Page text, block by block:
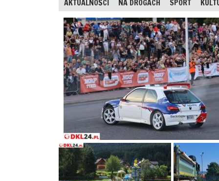
AKTUALNOŚCI NA DROGACH SPORT